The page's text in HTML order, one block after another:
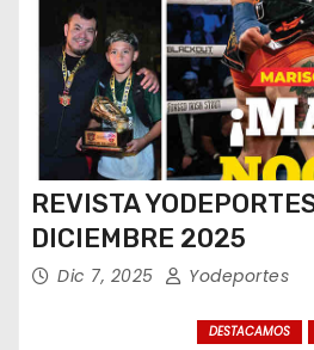
REVISTA
DICIEMBRE 2025
Dic 7, 2025 Yodeportes
DESTACAMOS